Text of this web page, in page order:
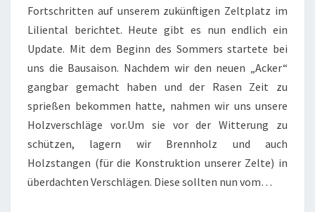
Fortschritten auf unserem zukünftigen Zeltplatz im
Liliental berichtet. Heute gibt es nun endlich ein
Update. Mit dem Beginn des Sommers startete bei
uns die Bausaison. Nachdem wir den neuen „Acker“
gangbar gemacht haben und der Rasen Zeit zu
sprießen bekommen hatte, nahmen wir uns unsere
Holzverschläge vor.Um sie vor der Witterung zu
schützen, lagern wir Brennholz und auch
Holzstangen (für die Konstruktion unserer Zelte) in
überdachten Verschlägen. Diese sollten nun vom…